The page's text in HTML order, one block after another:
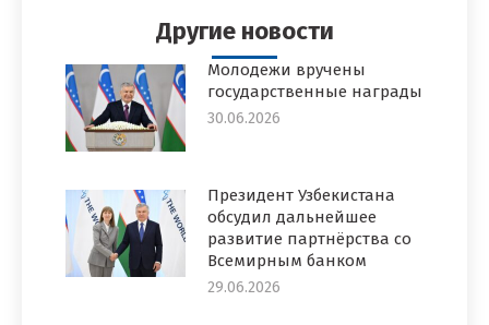
Другие новости
Молодежи вручены
государственные награды
30.06.2026
Президент Узбекистана
обсудил дальнейшее
развитие партнёрства со
Всемирным банком
29.06.2026